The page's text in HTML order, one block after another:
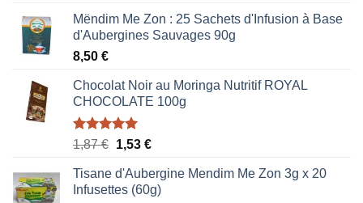
Mëndim Me Zon : 25 Sachets d'Infusion à Base
d'Aubergines Sauvages 90g
8,50 €
Chocolat Noir au Moringa Nutritif ROYAL
CHOCOLATE 100g
Note5.00
1,87€ Le
initial
était :
1,53 €Le
actuel
est :
Tisane d'Aubergine Mendim Me Zon 3g x 20
Infusettes (60g)